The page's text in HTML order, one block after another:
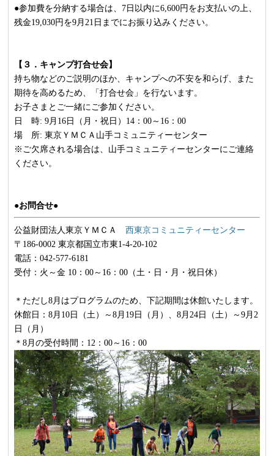
●参加費を分納する場合は、7日以内に6,600円をお支払いの上、
残金19,030円を9月21日までにお振り込みください。
【３．キャンプ打合せ会】
持ち物などのご説明のほか、キャンプへの不安を和らげ、また
期待を高めるため、「打合せ会」を行ないます。
お子さまとご一緒にご参加ください。
日 時: 9月16日（月・祝日）14：00～16：00
場 所: 東京ＹＭＣＡ山手コミュニティーセンター
※ご欠席される場合は、山手コミュニティーセンターにご連絡
ください。
●お問合せ●
公益財団法人東京ＹＭＣＡ 西東京コミュニティーセンター
〒186-0002 東京都国立市東1-4-20-102
電話：042-577-6181
受付：火～金 10：00～16：00（土・日・月・祝日休）
＊ただし8月はプログラムのため、下記期間は休館いたします。
休館日：8月10日（土）～8月19日（月）、8月24日（土）～9月2
日（月）
＊8月の受付時間：12：00～16：00